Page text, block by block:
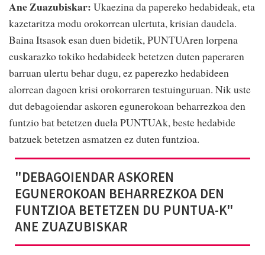
Ane Zuazubiskar: Ukaezina da papereko hedabideak, eta
kazetaritza modu orokorrean ulertuta, krisian daudela.
Baina Itsasok esan duen bidetik, PUNTUAren lorpena
euskarazko tokiko hedabideek betetzen duten paperaren
barruan ulertu behar dugu, ez paperezko hedabideen
alorrean dagoen krisi orokorraren testuinguruan. Nik uste
dut debagoiendar askoren egunerokoan beharrezkoa den
funtzio bat betetzen duela PUNTUAk, beste hedabide
batzuek betetzen asmatzen ez duten funtzioa.
"DEBAGOIENDAR ASKOREN
EGUNEROKOAN BEHARREZKOA DEN
FUNTZIOA BETETZEN DU PUNTUA-K"
ANE ZUAZUBISKAR